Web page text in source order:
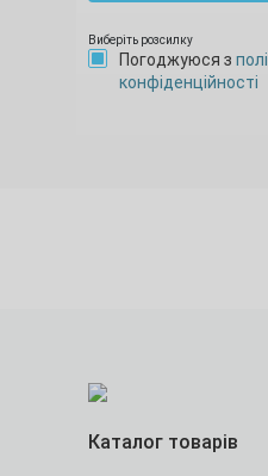
Виберіть розсилку
Погоджуюся з
конфіденційності
Каталог товарів